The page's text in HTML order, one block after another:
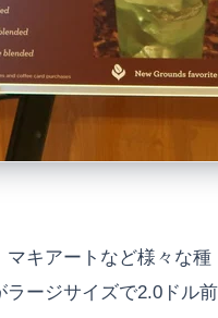
マキアートなど様々な種
ージサイズで2.0ドル前